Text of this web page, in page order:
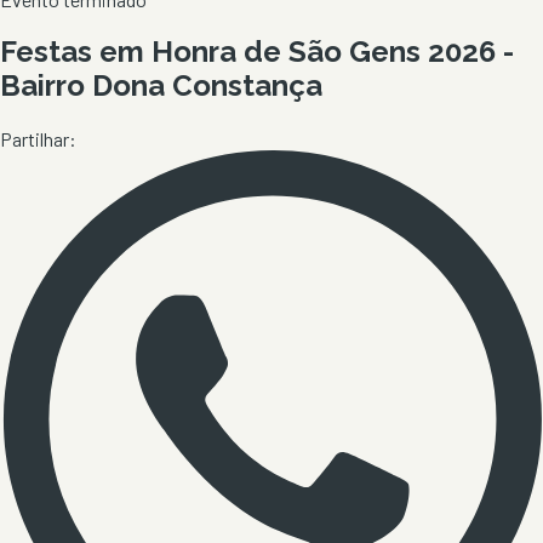
Festas em Honra de São Gens 2026 -
Bairro Dona Constança
Partilhar: